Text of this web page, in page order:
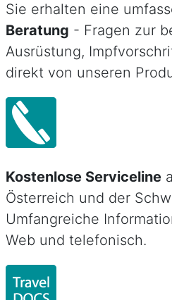
Sie erhalten eine
Beratung - Fragen zur
Ausrüstung,
direkt von unseren
Kostenlose Serviceline
Österreich und der
Umfangreiche
Web und telefonisch.